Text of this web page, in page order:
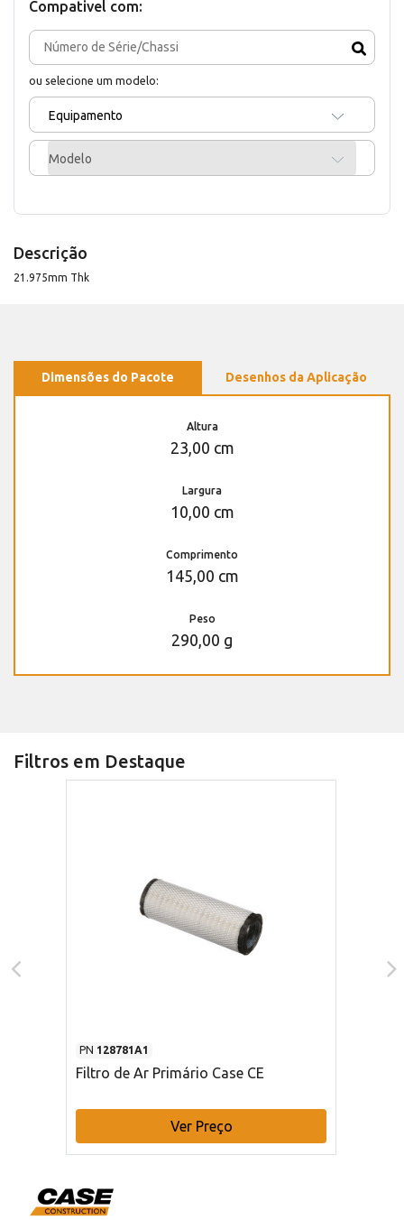
Compativel com:
ou selecione um modelo:
Equipamento
Modelo
Descrição
21.975mm Thk
Dimensões do Pacote Desenhos da Aplicação
Altura
23,00 cm
Largura
10,00 cm
Comprimento
145,00 cm
Peso
290,00 g
Filtros em Destaque
PN 128781A1
Filtro de Ar Primário Case CE
Ver Preço